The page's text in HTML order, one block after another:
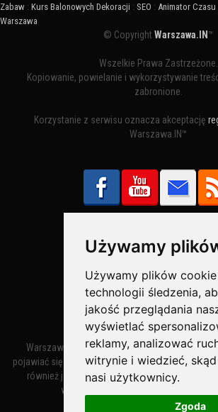
Używamy
Używamy plików
technologii śledzenia,
jakość przeglądania
wyświetlać
reklamy, analizować
witrynie i wiedzieć,
nasi użytkownicy.
Zgoda
Zabaw : Kurs Balonowych Dekoracji : SEO : Animator Czasu
Warszawa
© CopyrightWarszawa.IN ™
Wszelkie Prawa Zastrzeżone.
Kopiowanie, powielanie i wykorzystywanie
zabronione.
Korzystanie z serwisu oznacza akceptację
Warszawa.IN™
Bezpieczne Płatności
Warszawa – miasto stołeczne Warszawa.
pojawiać się w dokumentach w XIV wieku jako
również jako Warszowa. Zmiana nazwy na
wynikała z mazowieckiej wymowy